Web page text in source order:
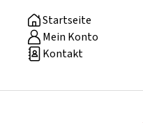
Startseite
Mein Konto
Kontakt